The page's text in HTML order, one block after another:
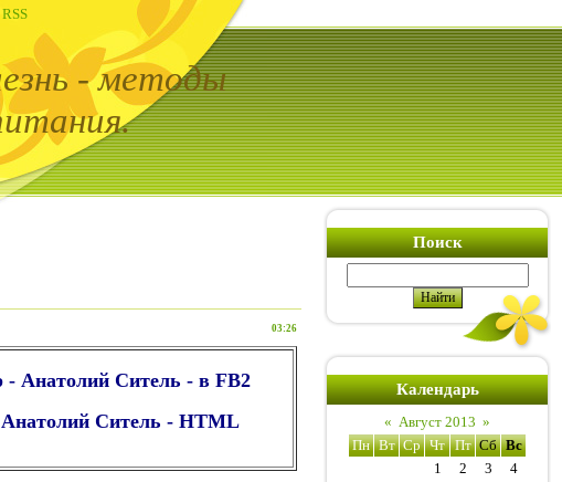
RSS
- методы
03:26
- Анатолий Ситель - в FB2
Анатолий Ситель - HTML
Поиск
Календарь
« Август 2013 »
Пн Вт Ср Чт Пт Сб Вс
1
2 3
4